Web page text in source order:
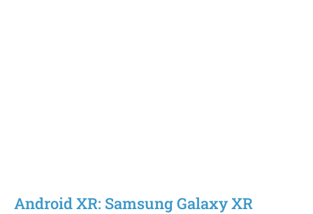
Android XR: Samsung Galaxy XR